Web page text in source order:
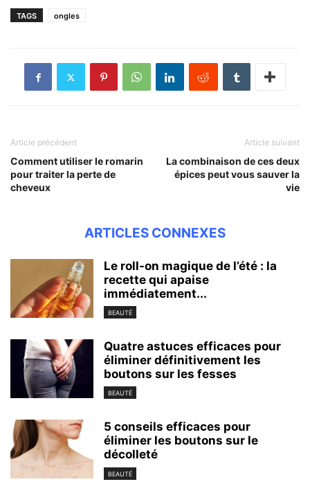
TAGS ongles
Article précédent
Comment utiliser le romarin
pour traiter la perte de
cheveux
Article suivant
La combinaison de ces deux
épices peut vous sauver la
vie
ARTICLES CONNEXES
Le roll-on magique de l’été : la
recette qui apaise
immédiatement...
BEAUTÉ
Quatre astuces efficaces pour
éliminer définitivement les
boutons sur les fesses
BEAUTÉ
5 conseils efficaces pour
éliminer les boutons sur le
décolleté
BEAUTÉ